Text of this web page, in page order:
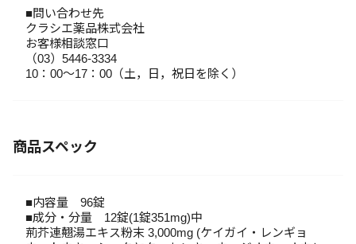
■問い合わせ先
クラシエ薬品株式会社
お客様相談窓口
（03）5446-3334
10：00～17：00（土，日，祝日を除く）
商品スペック
■内容量 96錠
■成分・分量 12錠(1錠351mg)中
荊芥連翹湯エキス粉末 3,000mg (ケイガイ・レンギョ